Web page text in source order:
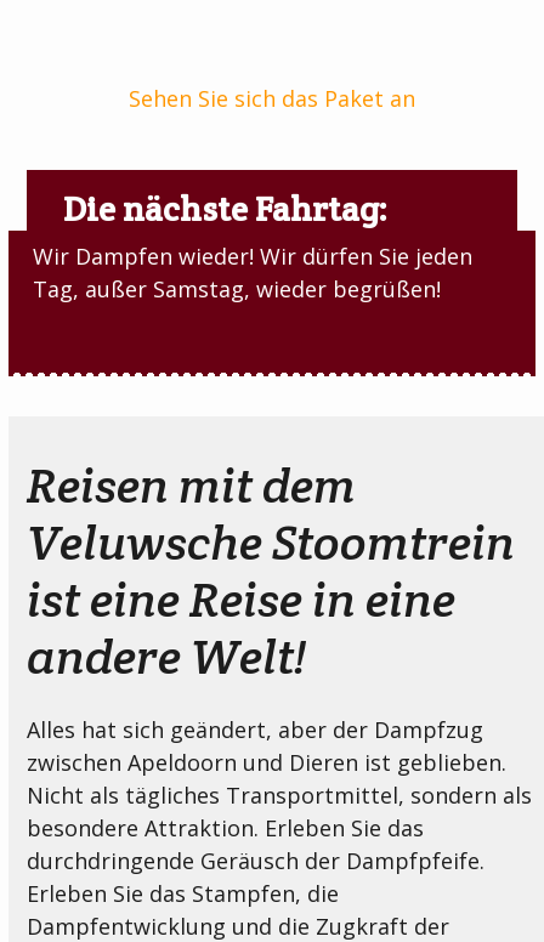
Sehen Sie sich das Paket an
Die nächste Fahrtag:
Wir Dampfen wieder! Wir dürfen Sie jeden
Tag, außer Samstag, wieder begrüßen!
Reisen mit dem
Veluwsche Stoomtrein
ist eine Reise in eine
andere Welt!
Alles hat sich geändert, aber der Dampfzug
zwischen Apeldoorn und Dieren ist geblieben.
Nicht als tägliches Transportmittel, sondern als
besondere Attraktion. Erleben Sie das
durchdringende Geräusch der Dampfpfeife.
Erleben Sie das Stampfen, die
Dampfentwicklung und die Zugkraft der